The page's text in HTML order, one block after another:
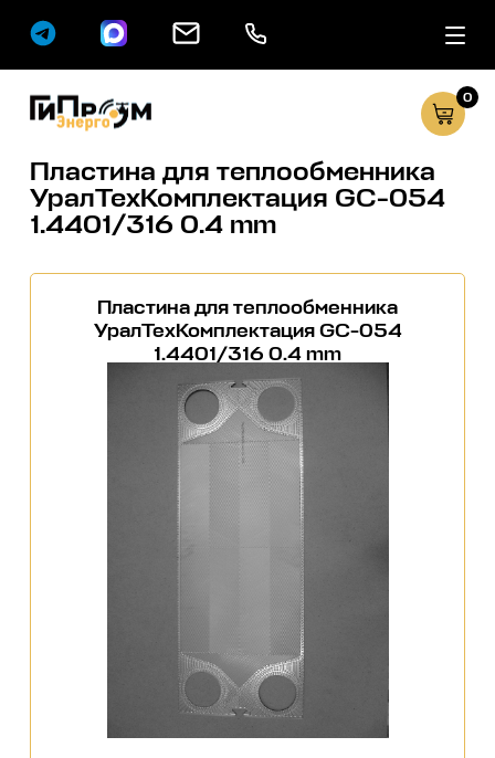
Сервисные
0
Пластина для теплообменника
УралТехКомплектация GC-054
1.4401/316 0.4 mm
Пластина для теплообменника
УралТехКомплектация GC-054
1.4401/316 0.4 mm